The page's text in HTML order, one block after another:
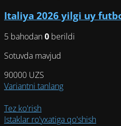
Опции
выбрать
Italiya 2026 yilgi uy
5 bahodan0 berildi
Sotuvda mavjud
90000 UZS
Variantni tanlangЭтот
несколько
Tez ko'rish
Istaklar ro'yxatiga qo'shish